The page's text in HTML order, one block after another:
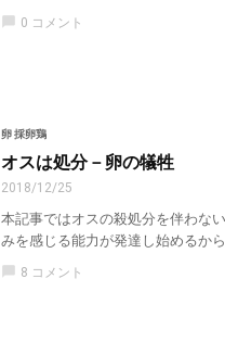
chat_bubble 0 コメント
卵 採卵鶏
オスは処分－卵の犠牲
2018/12/25
本記事ではオスの殺処分を伴わな
みを感じる能力が発達し始めるか
chat_bubble 8 コメント